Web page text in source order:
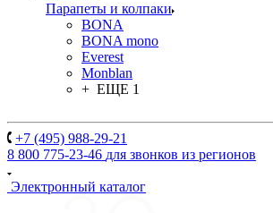
Парапеты и колпаки
BONA
BONA mono
Everest
Monblan
+ ЕЩЕ 1
+7 (495) 988-29-21
8 800 775-23-46 для звонков из регионов
Электронный каталог